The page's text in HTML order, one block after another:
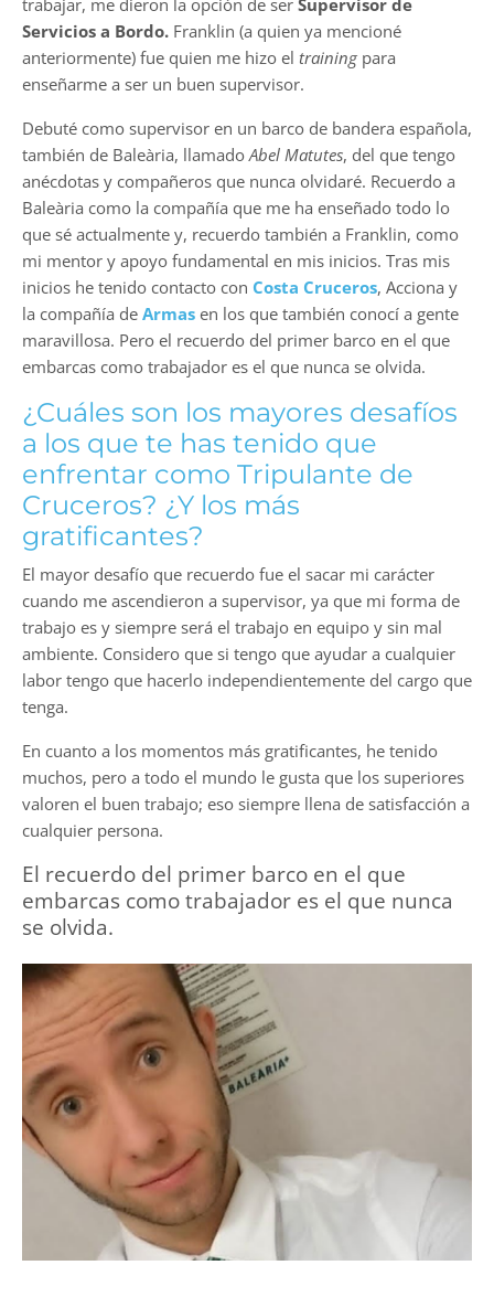
trabajar, me dieron la opción de ser Supervisor de
Servicios a Bordo. Franklin (a quien ya mencioné
anteriormente) fue quien me hizo el training para
enseñarme a ser un buen supervisor.
Debuté como supervisor en un barco de bandera española,
también de Baleària, llamadoAbel Matutes, del que tengo
anécdotas y compañeros que nunca olvidaré. Recuerdo a
Baleària como la compañía que me ha enseñado todo lo
que sé actualmente y, recuerdo también a Franklin, como
mi mentor y apoyo fundamental en mis inicios. Tras mis
inicios he tenido contacto con Costa Cruceros, Acciona y
la compañía de Armas en los que también conocí a gente
maravillosa. Pero el recuerdo del primer barco en el que
embarcas como trabajador es el que nunca se olvida.
¿Cuáles son los mayores desafíos
a los que te has tenido que
enfrentar como Tripulante de
Cruceros? ¿Y los más
gratificantes?
El mayor desafío que recuerdo fue el sacar mi carácter
cuando me ascendieron a supervisor, ya que mi forma de
trabajo es y siempre será el trabajo en equipo y sin mal
ambiente. Considero que si tengo que ayudar a cualquier
labor tengo que hacerlo independientemente del cargo que
tenga.
En cuanto a los momentos más gratificantes, he tenido
muchos, pero a todo el mundo le gusta que los superiores
valoren el buen trabajo; eso siempre llena de satisfacción a
cualquier persona.
El recuerdo del primer barco en el que
embarcas como trabajador es el que nunca
se olvida.